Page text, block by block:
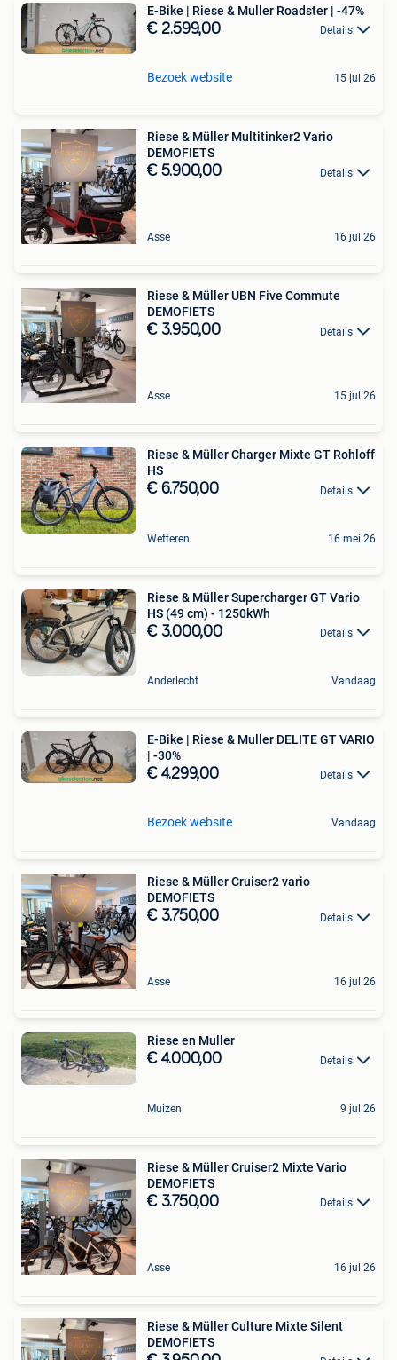
E-Bike | Riese & Muller Roadster | -47%
€ 2.599,00 Details
Bezoek website 15 jul 26
Riese & Müller Multitinker2 Vario
DEMOFIETS
€ 5.900,00 Details
Asse 16 jul 26
Riese & Müller UBN Five Commute
DEMOFIETS
€ 3.950,00 Details
Asse 15 jul 26
Riese & Müller Charger Mixte GT Rohloff
HS
€ 6.750,00 Details
Wetteren 16 mei 26
Riese & Müller Supercharger GT Vario
HS (49 cm) - 1250kWh
€ 3.000,00 Details
Anderlecht Vandaag
E-Bike | Riese & Muller DELITE GT VARIO
| -30%
€ 4.299,00 Details
Bezoek website Vandaag
Riese & Müller Cruiser2 vario
DEMOFIETS
€ 3.750,00 Details
Asse 16 jul 26
Riese en Muller
€ 4.000,00 Details
Muizen 9 jul 26
Riese & Müller Cruiser2 Mixte Vario
DEMOFIETS
€ 3.750,00 Details
Asse 16 jul 26
Riese & Müller Culture Mixte Silent
DEMOFIETS